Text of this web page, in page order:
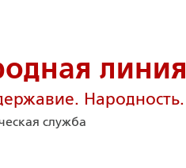
линия
Народность.
служба